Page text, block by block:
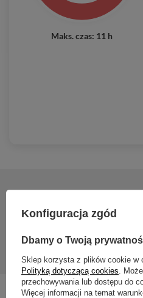
Maks. czas: 11 h
2 lata
2 lata
Konfiguracja zgód
Dbamy o Twoją
Sklep korzysta z plików cookie w
Polityką dotyczącą cookies .
przechowywania lub dostępu do
Więcej informacji na temat